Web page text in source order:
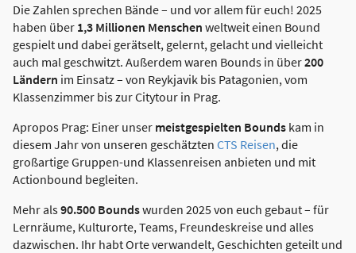
Die Zahlen sprechen Bände – und vor allem für euch! 2025
haben über 1,3 Millionen Menschen weltweit einen Bound
gespielt und dabei gerätselt, gelernt, gelacht und vielleicht
auch mal geschwitzt. Außerdem waren Bounds in über200
Ländern im Einsatz – von Reykjavik bis Patagonien, vom
Klassenzimmer bis zur Citytour in Prag.
Apropos Prag: Einer unser meistgespielten Bounds kam in
diesem Jahr von unseren geschätzten CTS Reisen, die
großartige Gruppen-und Klassenreisen anbieten und mit
Actionbound begleiten.
Mehr als90.500 Boundswurden 2025 von euch gebaut – für
Lernräume, Kulturorte, Teams, Freundeskreise und alles
dazwischen. Ihr habt Orte verwandelt, Geschichten geteilt und